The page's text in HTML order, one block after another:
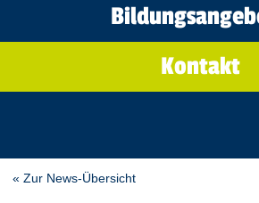
Kontakt
« Zur News-Übersicht